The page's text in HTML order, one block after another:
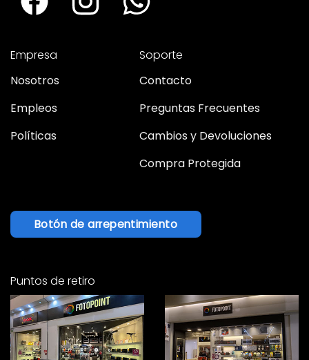
Empresa
Nosotros
Empleos
Políticas
Soporte
Contacto
Preguntas Frecuentes
Cambios y Devoluciones
Compra Protegida
Botón de arrepentimiento
Puntos de retiro